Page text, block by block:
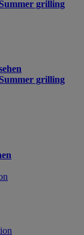
grilling
grilling